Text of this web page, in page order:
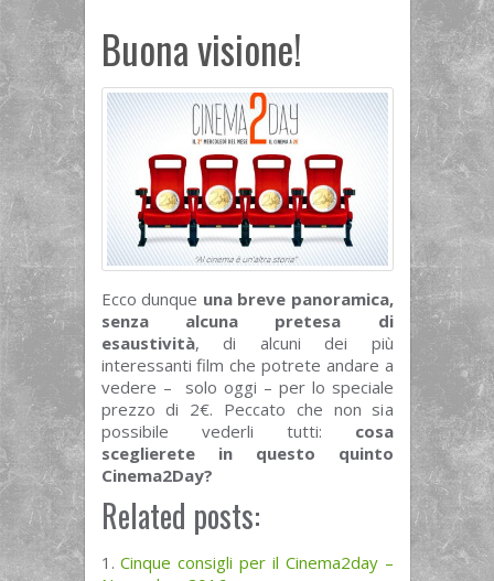
Buona visione!
Ecco dunque una breve panoramica,
senza alcuna pretesa di
esaustività, di alcuni dei più
interessanti film che potrete andare a
vedere – solo oggi – per lo speciale
prezzo di 2€. Peccato che non sia
possibile vederli tutti: cosa
sceglierete in questo quinto
Cinema2Day?
Related posts:
Cinque consigli per il Cinema2day –